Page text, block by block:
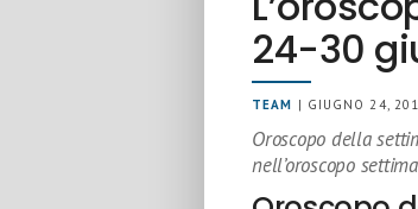
24-30
TEAM | GIUGNO 24,
Oroscopo della
nell’oroscopo